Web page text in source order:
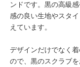
ンドです。黒の高級
感の良い生地やスタ
えています。
デザインだけでなく
ので、黒のスクラブ